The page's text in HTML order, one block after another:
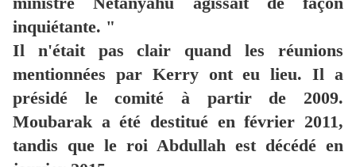
inquiétante. "
Il n'était pas clair quand les réunions
mentionnées par Kerry ont eu lieu.Il a
présidé le comité à partir de 2009.
Moubarak a été destitué en février 2011,
tandis que le roi Abdullah est décédé en